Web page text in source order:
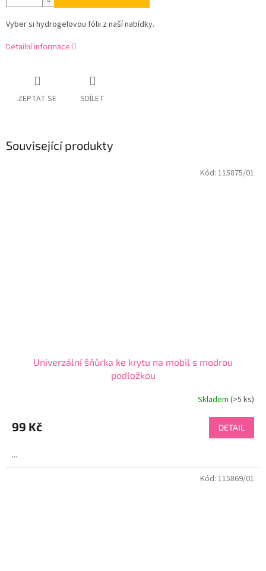
Vyber si hydrogelovou fólii z naší nabídky.
Detailní informace
ZEPTAT SE SDÍLET
Související produkty
Univerzální šňůrka ke krytu na mobil s modrou
podložkou
produktu
je
z
5
Skladem(>5 ks)
99 Kč DETAIL
...
Kód: 115875/01
Kód: 115869/01